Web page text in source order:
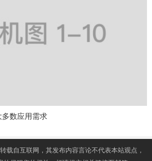
数应用需求
载自互联网，其发布内容言论不代表本站观点，